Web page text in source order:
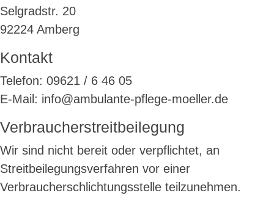
Selgradstr. 20
92224 Amberg
Kontakt
Telefon: 09621 / 6 46 05
E-Mail: info@ambulante-pflege-moeller.de
Verbraucher­streit­beilegung
Wir sind nicht bereit oder verpflichtet, an
Streitbeilegungsverfahren vor einer
Verbraucherschlichtungsstelle teilzunehmen.